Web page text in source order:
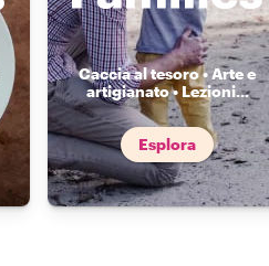
Caccia al tesoro • Arte e
artigianato • Lezioni...
Esplora